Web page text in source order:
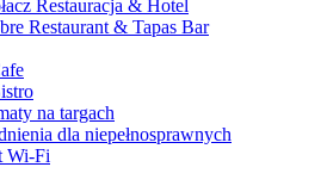
Restauracja & Hotel
Restaurant & Tapas Bar
na targach
dla niepełnosprawnych
Wi-Fi